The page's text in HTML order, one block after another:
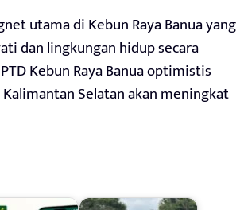
utama di Kebun Raya Banua yang
dan lingkungan hidup secara
Kebun Raya Banua optimistis
Selatan akan meningkat